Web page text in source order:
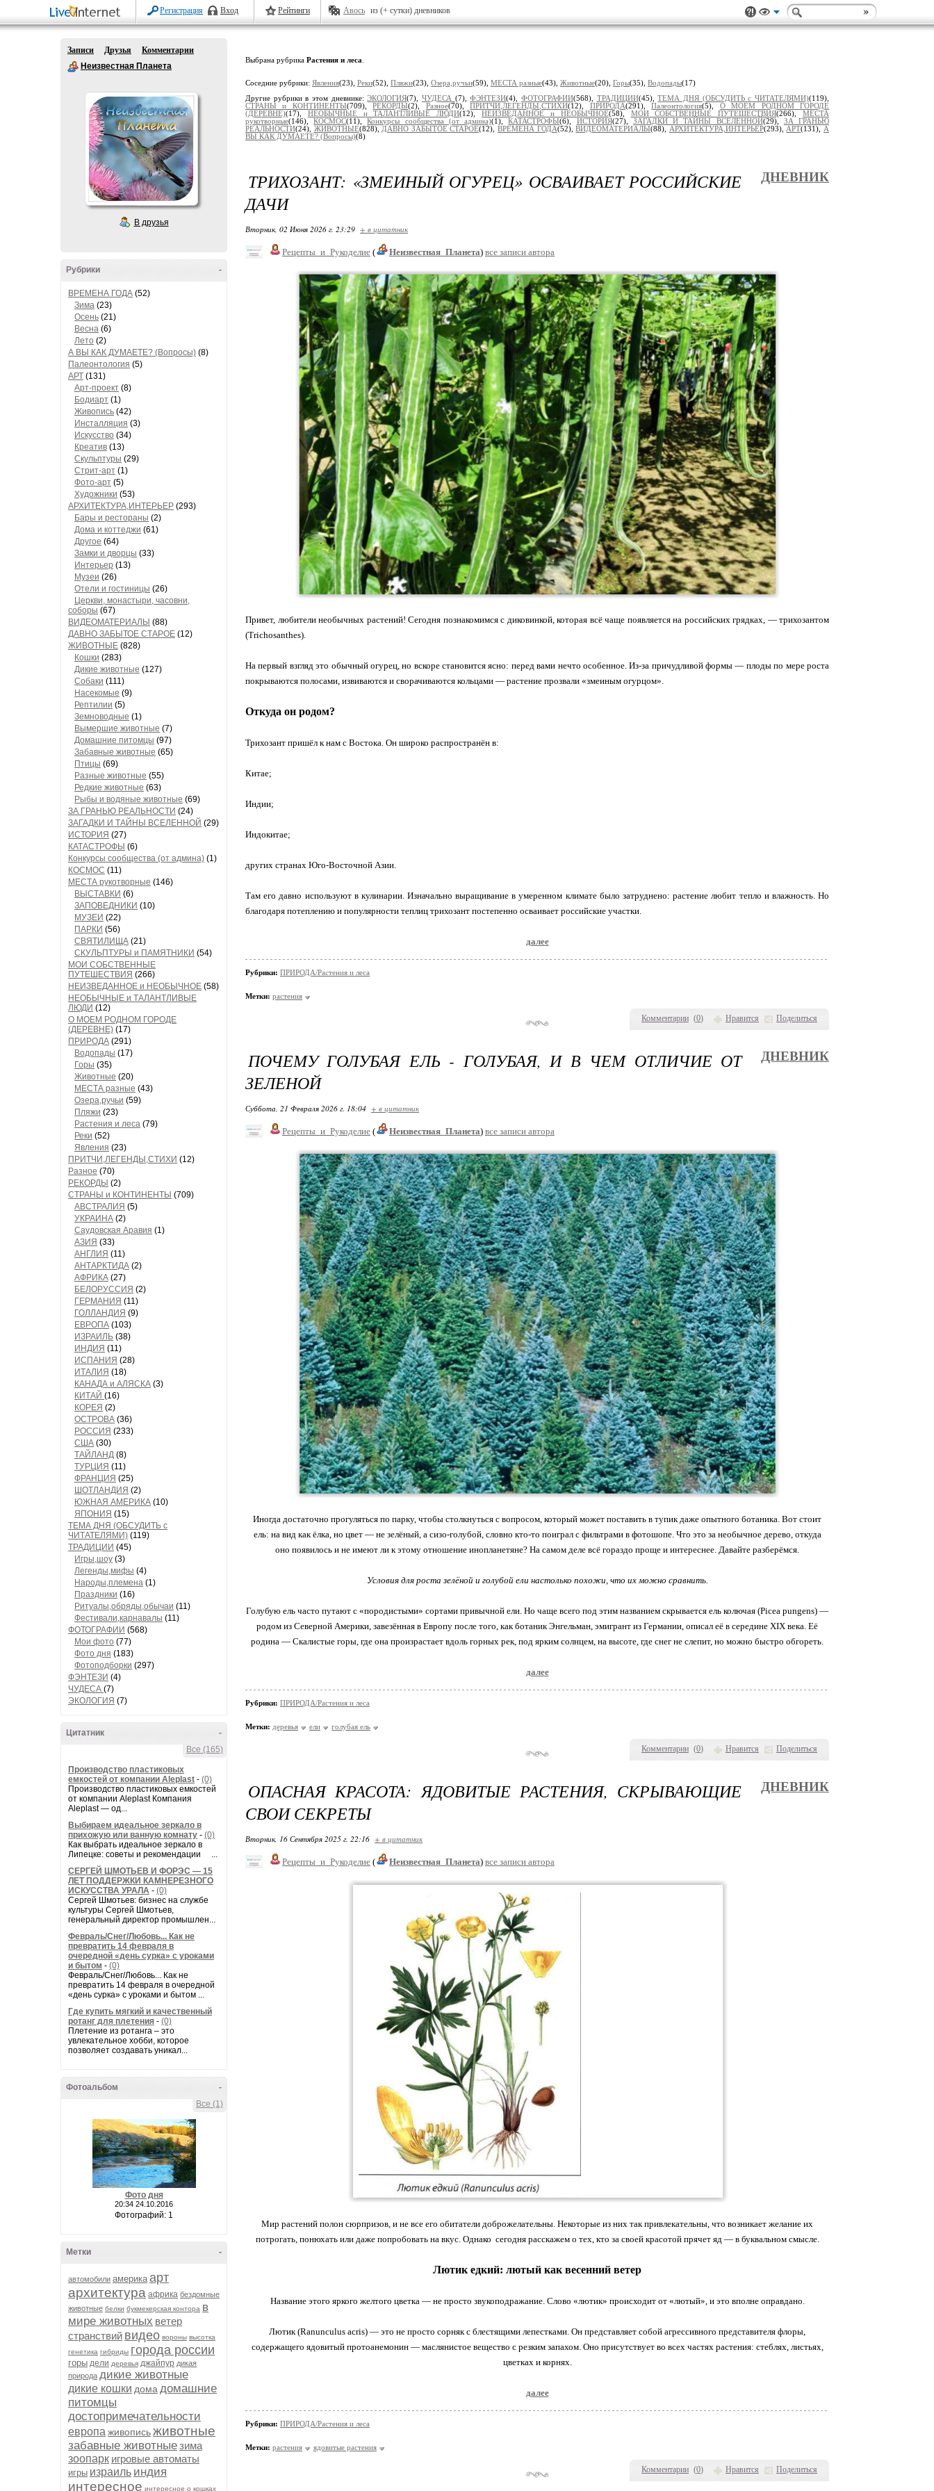
Регистрация Вход Рейтинги Авось из (+ сутки) дневников
Записи Друзья
Комментарии
Неизвестная Планета
В друзья
-
Рубрики
ВРЕМЕНА ГОДА (52)
Зима (23)
Осень (21)
Весна (6)
Лето (2)
А ВЫ КАК ДУМАЕТЕ? (Вопросы) (8)
Палеонтология (5)
АРТ (131)
Арт-проект (8)
Бодиарт (1)
Живопись (42)
Инсталляция (3)
Искусство (34)
Креатив (13)
Скульптуры (29)
Стрит-арт (1)
Фото-арт (5)
Художники (53)
АРХИТЕКТУРА,ИНТЕРЬЕР (293)
Бары и рестораны (2)
Дома и коттеджи (61)
Другое (64)
Замки и дворцы (33)
Интерьер (13)
Музеи (26)
Отели и гостиницы (26)
Церкви, монастыри, часовни,
соборы (67)
ВИДЕОМАТЕРИАЛЫ (88)
ДАВНО ЗАБЫТОЕ СТАРОЕ (12)
ЖИВОТНЫЕ (828)
Кошки (283)
Дикие животные (127)
Собаки (111)
Насекомые (9)
Рептилии (5)
Земноводные (1)
Вымершие животные (7)
Домашние питомцы (97)
Забавные животные (65)
Птицы (69)
Разные животные (55)
Редкие животные (63)
Рыбы и водяные животные (69)
ЗА ГРАНЬЮ РЕАЛЬНОСТИ (24)
ЗАГАДКИ И ТАЙНЫ ВСЕЛЕННОЙ (29)
ИСТОРИЯ (27)
КАТАСТРОФЫ (6)
Конкурсы сообщества (от админа) (1)
КОСМОС (11)
МЕСТА рукотворные (146)
ВЫСТАВКИ (6)
ЗАПОВЕДНИКИ (10)
МУЗЕИ (22)
ПАРКИ (56)
СВЯТИЛИЩА (21)
СКУЛЬПТУРЫ и ПАМЯТНИКИ (54)
МОИ СОБСТВЕННЫЕ
ПУТЕШЕСТВИЯ (266)
НЕИЗВЕДАННОЕ и НЕОБЫЧНОЕ (58)
НЕОБЫЧНЫЕ и ТАЛАНТЛИВЫЕ
ЛЮДИ (12)
О МОЕМ РОДНОМ ГОРОДЕ
(ДЕРЕВНЕ) (17)
ПРИРОДА (291)
Водопады (17)
Горы (35)
Животные (20)
МЕСТА разные (43)
Озера,ручьи (59)
Пляжи (23)
Растения и леса (79)
Реки (52)
Явления (23)
ПРИТЧИ,ЛЕГЕНДЫ,СТИХИ (12)
Разное (70)
РЕКОРДЫ (2)
СТРАНЫ и КОНТИНЕНТЫ (709)
АВСТРАЛИЯ (5)
УКРАИНА (2)
Саудовская Аравия (1)
АЗИЯ (33)
АНГЛИЯ (11)
АНТАРКТИДА (2)
АФРИКА (27)
БЕЛОРУССИЯ (2)
ГЕРМАНИЯ (11)
ГОЛЛАНДИЯ (9)
ЕВРОПА (103)
ИЗРАИЛЬ (38)
ИНДИЯ (11)
ИСПАНИЯ (28)
ИТАЛИЯ (18)
КАНАДА и АЛЯСКА (3)
КИТАЙ (16)
КОРЕЯ (2)
ОСТРОВА (36)
РОССИЯ (233)
США (30)
ТАЙЛАНД (8)
ТУРЦИЯ (11)
ФРАНЦИЯ (25)
ШОТЛАНДИЯ (2)
ЮЖНАЯ АМЕРИКА (10)
ЯПОНИЯ (15)
ТЕМА ДНЯ (ОБСУДИТЬ с
ЧИТАТЕЛЯМИ) (119)
ТРАДИЦИИ (45)
Игры,шоу (3)
Легенды,мифы (4)
Народы,племена (1)
Праздники (16)
Ритуалы,обряды,обычаи (11)
Фестивали,карнавалы (11)
ФОТОГРАФИИ (568)
Мои фото (77)
Фото дня (183)
Фотоподборки (297)
ФЭНТЕЗИ (4)
ЧУДЕСА (7)
ЭКОЛОГИЯ (7)
-
Цитатник
Все (165)
Производство пластиковых
емкостей от компании Aleplast - (0)
Производство пластиковых емкостей
от компании Aleplast Компания
Aleplast — од...
Выбираем идеальное зеркало в
прихожую или ванную комнату - (0)
Как выбрать идеальное зеркало в
Липецке: советы и рекомендации ...
СЕРГЕЙ ШМОТЬЕВ И ФОРЭС — 15
ЛЕТ ПОДДЕРЖКИ КАМНЕРЕЗНОГО
ИСКУССТВА УРАЛА - (0)
Сергей Шмотьев: бизнес на службе
культуры Сергей Шмотьев,
генеральный директор промышлен...
Февраль/Снег/Любовь... Как не
превратить 14 февраля в
очередной «день сурка» с уроками
и бытом - (0)
Февраль/Снег/Любовь... Как не
превратить 14 февраля в очередной
«день сурка» с уроками и бытом ...
Где купить мягкий и качественный
ротанг для плетения - (0)
Плетение из ротанга – это
увлекательное хобби, которое
позволяет создавать уникал...
-
Фотоальбом
Все (1)
Фото дня
20:34 24.10.2016
Фотографий: 1
-
Метки
автомобили америка арт
архитектура африка бездомные
животные белки букмекерская контора в
мире животных ветер
странствий видео вороны высотка
генетика гибриды города россии
горы дели деревья джайпур дикая
природа дикие животные
дикие кошки дома домашние
питомцы
достопримечательности
европа живописьживотные
забавные животныезима
зоопарк игровые автоматы
игры израиль индия
интересное интересное о кошках
Выбрана рубрика Растения и леса
Соседние рубрики: Явления(23), Реки(52), Пляжи(23), Озера,ручьи(59), МЕСТА разные(43), Животные(20), Горы(35), Водопады(17)
Другие рубрики в этом дневнике:ЭКОЛОГИЯ(7),ЧУДЕСА (7),ФЭНТЕЗИ(4),ФОТОГРАФИИ(568), ТРАДИЦИИ(45),ТЕМА ДНЯ (ОБСУДИТЬ с ЧИТАТЕЛЯМИ)(119),
СТРАНЫ и КОНТИНЕНТЫ(709),РЕКОРДЫ(2), Разное(70),ПРИТЧИ,ЛЕГЕНДЫ,СТИХИ(12), ПРИРОДА(291),Палеонтология(5), О МОЕМ РОДНОМ ГОРОДЕ
(ДЕРЕВНЕ)(17), НЕОБЫЧНЫЕ и ТАЛАНТЛИВЫЕ ЛЮДИ(12),НЕИЗВЕДАННОЕ и НЕОБЫЧНОЕ(58), МОИ СОБСТВЕННЫЕ ПУТЕШЕСТВИЯ(266),МЕСТА
рукотворные(146),КОСМОС(11),Конкурсы сообщества (от админа)(1),КАТАСТРОФЫ(6), ИСТОРИЯ(27), ЗАГАДКИ И ТАЙНЫ ВСЕЛЕННОЙ(29), ЗА ГРАНЬЮ
РЕАЛЬНОСТИ(24), ЖИВОТНЫЕ(828), ДАВНО ЗАБЫТОЕ СТАРОЕ(12),ВРЕМЕНА ГОДА(52),ВИДЕОМАТЕРИАЛЫ(88), АРХИТЕКТУРА,ИНТЕРЬЕР(293), АРТ(131), А
ВЫ КАК ДУМАЕТЕ? (Вопросы)(8)
Комментарии (0) Нравится Поделиться
ТРИХОЗАНТ: «ЗМЕИНЫЙ ОГУРЕЦ» ОСВАИВАЕТ РОССИЙСКИЕ
ДАЧИ
ДНЕВНИК
Вторник, 02 Июня 2026 г. 23:29 + в цитатник
Рецепты_и_Рукоделие ( Неизвестная_Планета) все записи автора
Привет, любители необычных растений! Сегодня познакомимся с диковинкой, которая всё чаще появляется на российских грядках, — трихозантом
(Trichosanthes).
На первый взгляд это обычный огурец, но вскоре становится ясно: перед вами нечто особенное. Из‑за причудливой формы — плоды по мере роста
покрываются полосами, извиваются и сворачиваются кольцами — растение прозвали «змеиным огурцом».
Откуда он родом?
Трихозант пришёл к нам с Востока. Он широко распространён в:
Китае;
Индии;
Индокитае;
других странах Юго‑Восточной Азии.
Там его давно используют в кулинарии. Изначально выращивание в умеренном климате было затруднено: растение любит тепло и влажность. Но
благодаря потеплению и популярности теплиц трихозант постепенно осваивает российские участки.
далее
Рубрики: ПРИРОДА/Растения и леса
Метки: растения
Комментарии (0) Нравится Поделиться
ПОЧЕМУ ГОЛУБАЯ ЕЛЬ - ГОЛУБАЯ, И В ЧЕМ ОТЛИЧИЕ ОТ
ЗЕЛЕНОЙ
ДНЕВНИК
Суббота, 21 Февраля 2026 г. 18:04 + в цитатник
Рецепты_и_Рукоделие ( Неизвестная_Планета) все записи автора
Иногда достаточно прогуляться по парку, чтобы столкнуться с вопросом, который может поставить в тупик даже опытного ботаника. Вот стоит
ель: на вид как ёлка, но цвет — не зелёный, а сизо-голубой, словно кто-то поиграл с фильтрами в фотошопе. Что это за необычное дерево, откуда
оно появилось и не имеют ли к этому отношение инопланетяне? На самом деле всё гораздо проще и интереснее. Давайте разберёмся.
Условия для роста зелёной и голубой ели настолько похожи, что их можно сравнить.
Голубую ель часто путают с «породистыми» сортами привычной ели. Но чаще всего под этим названием скрывается ель колючая (Picea pungens) —
родом из Северной Америки, завезённая в Европу после того, как ботаник Энгельман, эмигрант из Германии, описал её в середине XIX века. Её
родина — Скалистые горы, где она произрастает вдоль горных рек, под ярким солнцем, на высоте, где снег не слепит, но можно быстро обгореть.
далее
Рубрики: ПРИРОДА/Растения и леса
Метки: деревья ели голубая ель
Комментарии (0) Нравится Поделиться
ОПАСНАЯ КРАСОТА: ЯДОВИТЫЕ РАСТЕНИЯ, СКРЫВАЮЩИЕ
СВОИ СЕКРЕТЫ
ДНЕВНИК
Вторник, 16 Сентября 2025 г. 22:16 + в цитатник
Рецепты_и_Рукоделие ( Неизвестная_Планета) все записи автора
Мир растений полон сюрпризов, и не все его обитатели доброжелательны. Некоторые из них так привлекательны, что возникает желание их
потрогать, понюхать или даже попробовать на вкус. Однако сегодня расскажем о тех, кто за своей красотой прячет яд — в буквальном смысле.
Лютик едкий: лютый как весенний ветер
Название этого яркого желтого цветка — не просто звукоподражание. Слово «лютик» происходит от «лютый», и это вполне оправдано.
Лютик (Ranunculus acris) — это не просто сорняк с блестящими лепестками. Он представляет собой агрессивного представителя флоры,
содержащего ядовитый протоанемонин — маслянистое вещество с резким запахом. Оно присутствует во всех частях растения: стеблях, листьях,
цветках и корнях.
далее
Рубрики: ПРИРОДА/Растения и леса
Метки: растения ядовитые растения